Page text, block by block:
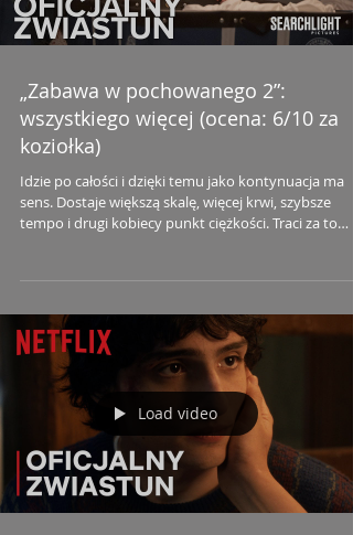
„Zabawa w pochowanego 2”:
wszystkiego więcej (ocena: 6/10 za
koziołka)
Idzie po całości i dzięki temu jako kontynuacja ma
sens. Dostaje większą skalę, więcej krwi, szybsze
tempo i drugi kobiecy punkt ciężkości. Traci za to
Load video